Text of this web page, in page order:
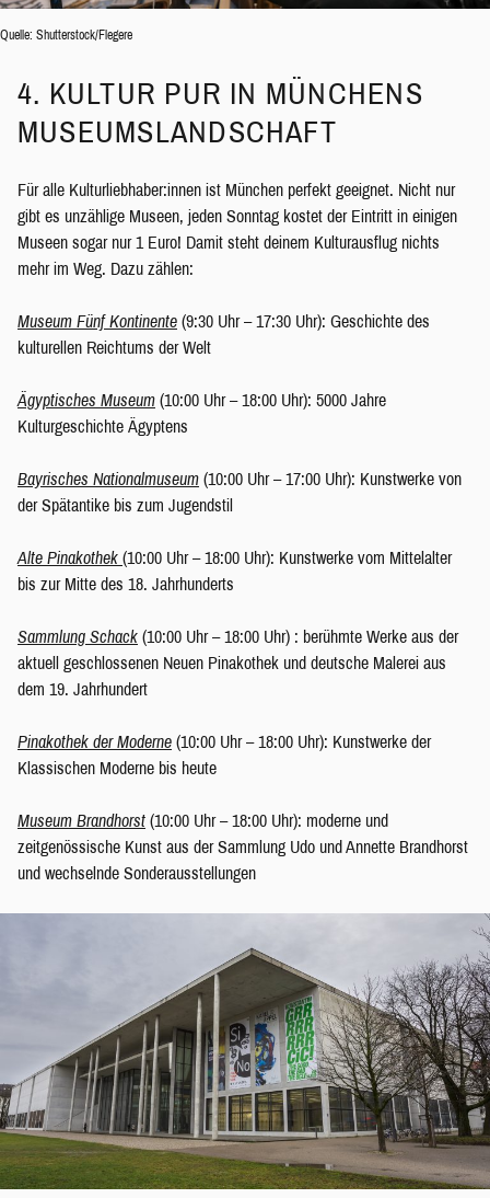
Quelle: Shutterstock/Flegere
4. KULTUR PUR IN MÜNCHENS
MUSEUMSLANDSCHAFT
Für alle Kulturliebhaber:innen ist München perfekt geeignet. Nicht nur
gibt es unzählige Museen, jeden Sonntag kostet der Eintritt in einigen
Museen sogar nur 1 Euro! Damit steht deinem Kulturausflug nichts
mehr im Weg. Dazu zählen:
Museum Fünf Kontinente (9:30 Uhr – 17:30 Uhr): Geschichte des
kulturellen Reichtums der Welt
Ägyptisches Museum (10:00 Uhr – 18:00 Uhr): 5000 Jahre
Kulturgeschichte Ägyptens
Bayrisches Nationalmuseum (10:00 Uhr – 17:00 Uhr): Kunstwerke von
der Spätantike bis zum Jugendstil
Alte Pinakothek (10:00 Uhr – 18:00 Uhr): Kunstwerke vom Mittelalter
bis zur Mitte des 18. Jahrhunderts
Sammlung Schack (10:00 Uhr – 18:00 Uhr) : berühmte Werke aus der
aktuell geschlossenen Neuen Pinakothek und deutsche Malerei aus
dem 19. Jahrhundert
Pinakothek der Moderne (10:00 Uhr – 18:00 Uhr): Kunstwerke der
Klassischen Moderne bis heute
Museum Brandhorst (10:00 Uhr – 18:00 Uhr): moderne und
zeitgenössische Kunst aus der Sammlung Udo und Annette Brandhorst
und wechselnde Sonderausstellungen